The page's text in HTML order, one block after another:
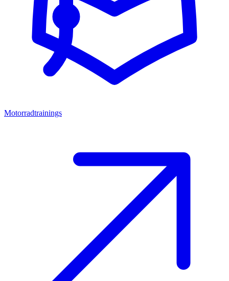
Motorradtrainings